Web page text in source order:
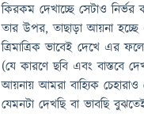
কিরকম দেখাচ্ছে সেটাও
তার উপর, তাছাড়া আয়না হচ্ছে
ত্রিমাত্রিক ভাবেই দেখে এর
(যে কারণে ছবি এবং বাস্তবে
আয়নায় আমরা বাহ্যিক
যেমনটা দেখছি বা ভাবছি